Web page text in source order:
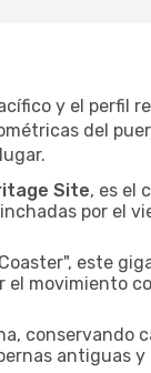
y el perfil
del
Site, es el
por el
este
el movimiento
conservando
antiguas